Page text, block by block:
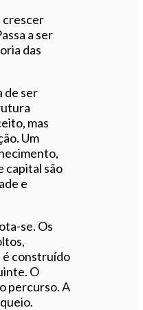
crescer
a ser
das
de ser
mas
Um
capital são
e
se. Os
é construído
O
percurso. A